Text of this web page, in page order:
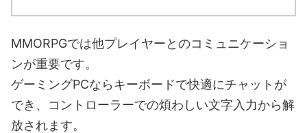
MMORPGでは他プレイヤーとのコミュニケーショ
ンが重要です。
ゲーミングPCならキーボードで快適にチャットが
でき、コントローラーでの煩わしい文字入力から解
放されます。